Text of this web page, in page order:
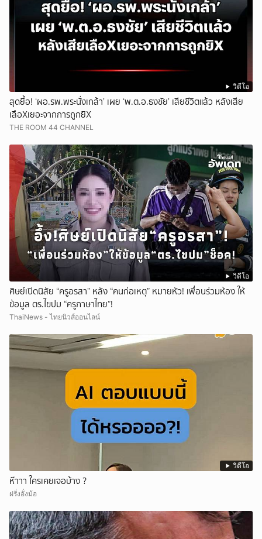
วิดีโอ
สุดยื้อ! ‘ผอ.รพ.พระนั่งเกล้า’ เผย ‘พ.ต.อ.ธงชัย’ เสียชีวิตแล้ว หลังเสีย
เลือXเยอะจากการถูกยิX
THE ROOM 44 CHANNEL
วิดีโอ
ศิษย์เปิดนิสัย “ครูอรสา” หลัง “คนก่อเหตุ” หมายหัว! เพื่อนร่วมห้อง ให้
ข้อมูล ตร.ไขปม “ครูภาษาไทย”!
ThaiNews - ไทยนิวส์ออนไลน์
วิดีโอ
ห๊าาา ใครเคยเจอบ้าง ?
ฝรั่งอั่งม้อ